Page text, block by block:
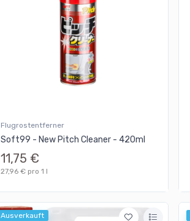
Flugrostentferner
Soft99 - New Pitch Cleaner - 420ml
11,75 €
27,96 € pro 1 l
Ausverkauft